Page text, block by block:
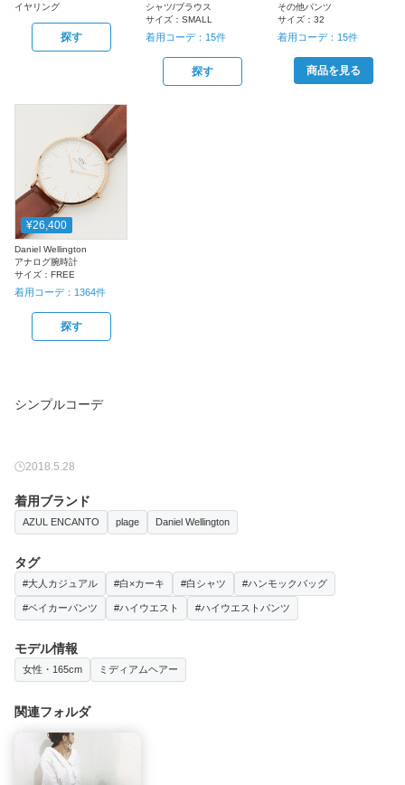
イヤリング
探す
シャツ/ブラウス
サイズ：SMALL
着用コーデ： 15件
探す
その他パンツ
サイズ： 32
着用コーデ： 15件
商品を見る
¥26,400
Daniel Wellington
アナログ腕時計
サイズ： FREE
着用コーデ： 1364件
探す
2018.5.28
着用ブランド
AZUL ENCANTO plage Daniel Wellington
タグ
#大人カジュアル #白×カーキ #白シャツ #ハンモックバッグ
#ベイカーパンツ #ハイウエスト #ハイウエストパンツ
モデル情報
女性・165cm ミディアムヘアー
関連フォルダ